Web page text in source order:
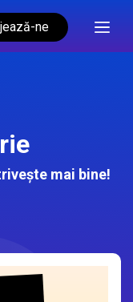
ne
mai bine!